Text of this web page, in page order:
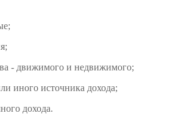
- движимого и недвижимого;
иного источника дохода;
дохода.